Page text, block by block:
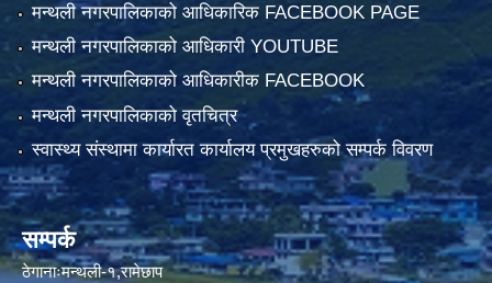
मन्थली नगरपालिकाको आधिकारिक FACEBOOK PAGE
मन्थली नगरपालिकाको आधिकारी YOUTUBE
मन्थली नगरपालिकाको आधिकारीक FACEBOOK
मन्थली नगरपालिकाको वृतचित्र
स्वास्थ्य संस्थामा कार्यारत कार्यालय प्रमुखहरुको सम्पर्क विवरण
सम्पर्क
ठेगानाःमन्थली-१,रामेछाप